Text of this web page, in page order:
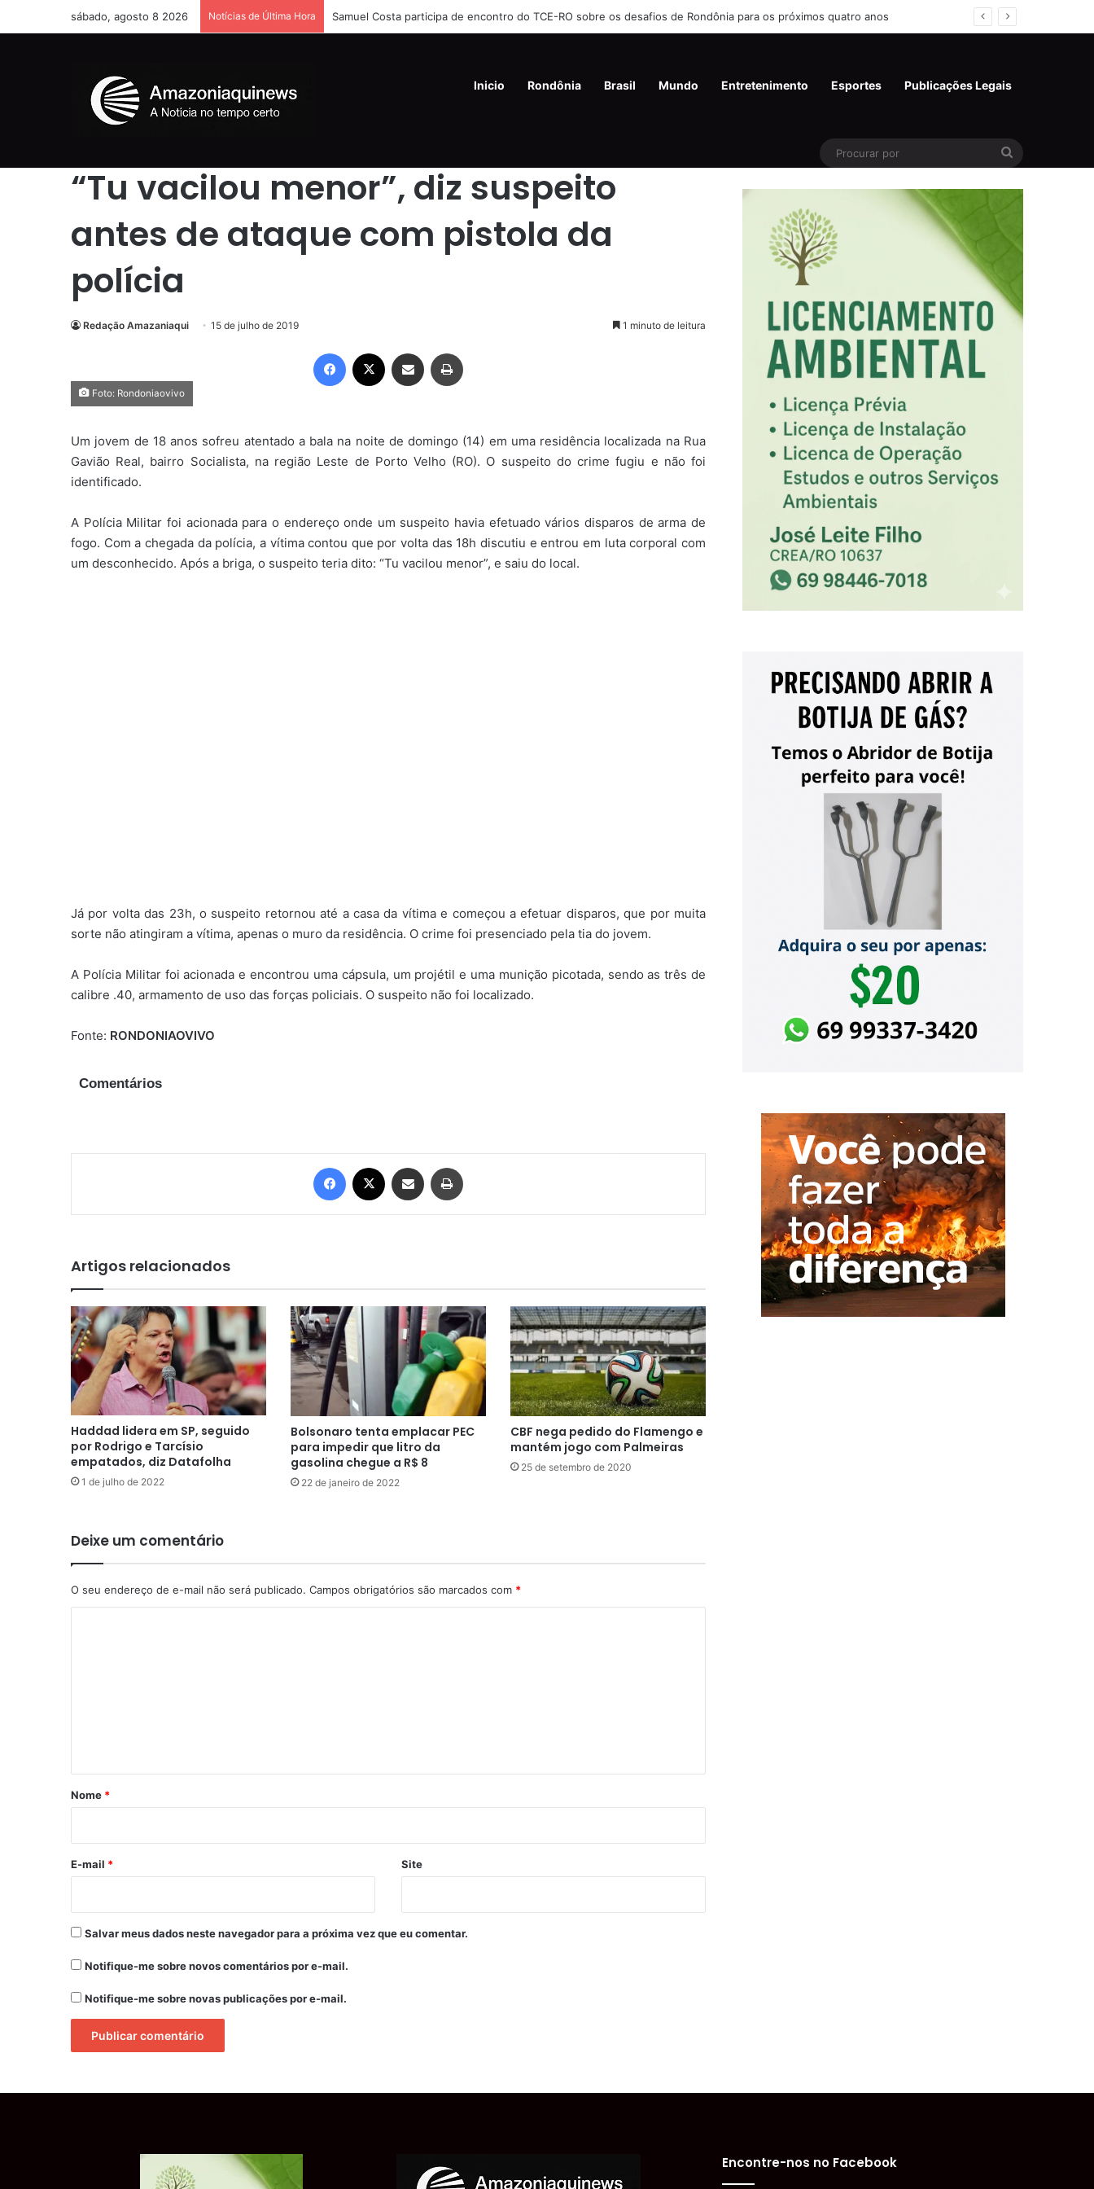
sábado, agosto 8 2026 Notícias de Última Hora Samuel Costa participa de encontro do TCE-RO sobre os desafios de Rondônia para os próximos quatro anos
Inicio Rondônia Brasil Mundo Entretenimento Esportes Publicações Legais
Procurar
Início /Destaque/“Tu vacilou menor”, diz suspeito antes de ataque com pistola da polícia
“Tu vacilou menor”, diz suspeito
antes de ataque com pistola da
polícia
Redação Amazaniaqui 15 de julho de 2019 1 minuto de leitura
Facebook Compartilhar via e-mail
Foto: Rondoniaovivo
Um jovem de 18 anos sofreu atentado a bala na noite de domingo (14) em uma residência localizada na Rua
Gavião Real, bairro Socialista, na região Leste de Porto Velho (RO). O suspeito do crime fugiu e não foi
identificado.
A Polícia Militar foi acionada para o endereço onde um suspeito havia efetuado vários disparos de arma de
fogo. Com a chegada da polícia, a vítima contou que por volta das 18h discutiu e entrou em luta corporal com
um desconhecido. Após a briga, o suspeito teria dito: “Tu vacilou menor”, e saiu do local.
Já por volta das 23h, o suspeito retornou até a casa da vítima e começou a efetuar disparos, que por muita
sorte não atingiram a vítima, apenas o muro da residência. O crime foi presenciado pela tia do jovem.
A Polícia Militar foi acionada e encontrou uma cápsula, um projétil e uma munição picotada, sendo as três de
calibre .40, armamento de uso das forças policiais. O suspeito não foi localizado.
Fonte: RONDONIAOVIVO
Comentários
Facebook Compartilhar via e-mail
Artigos relacionados
Haddad lidera em SP, seguido
por Rodrigo e Tarcísio
empatados, diz Datafolha
1 de julho de 2022
Bolsonaro tenta emplacar PEC
para impedir que litro da
gasolina chegue a R$ 8
22 de janeiro de 2022
CBF nega pedido do Flamengo e
mantém jogo com Palmeiras
25 de setembro de 2020
Deixe um comentário
O seu endereço de e-mail não será publicado. Campos obrigatórios são marcados com *
r
*
Nome *
E-mail * Site
Salvar meus dados neste navegador para a próxima vez que eu comentar.
Notifique-me sobre novos comentários por e-mail.
Notifique-me sobre novas publicações por e-mail.
por:
Encontre-nos no Facebook